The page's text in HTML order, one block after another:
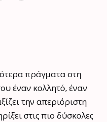
πράγματα στη
έναν κολλητό, έναν
την απεριόριστη
στις πιο δύσκολες